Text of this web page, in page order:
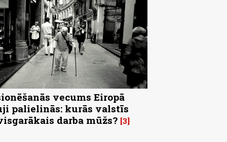
vecums Eiropā
palielinās: kurās valstīs
darba mūžs? 3